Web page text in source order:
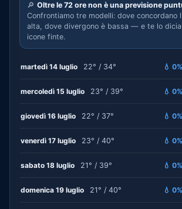
🔎 Oltre le 72 ore non è una previsione
Confrontiamo tre modelli: dove concordano
alta, dove divergono è bassa — e te lo
icone finte.
martedì 14 luglio 22° / 34° 💧 0%
mercoledì 15 luglio 23° / 39° 💧 0%
giovedì 16 luglio 22° / 37° 💧 0%
venerdì 17 luglio 23° / 40° 💧 0%
sabato 18 luglio 21° / 39° 💧 0%
domenica 19 luglio 21° / 40° 💧 0%